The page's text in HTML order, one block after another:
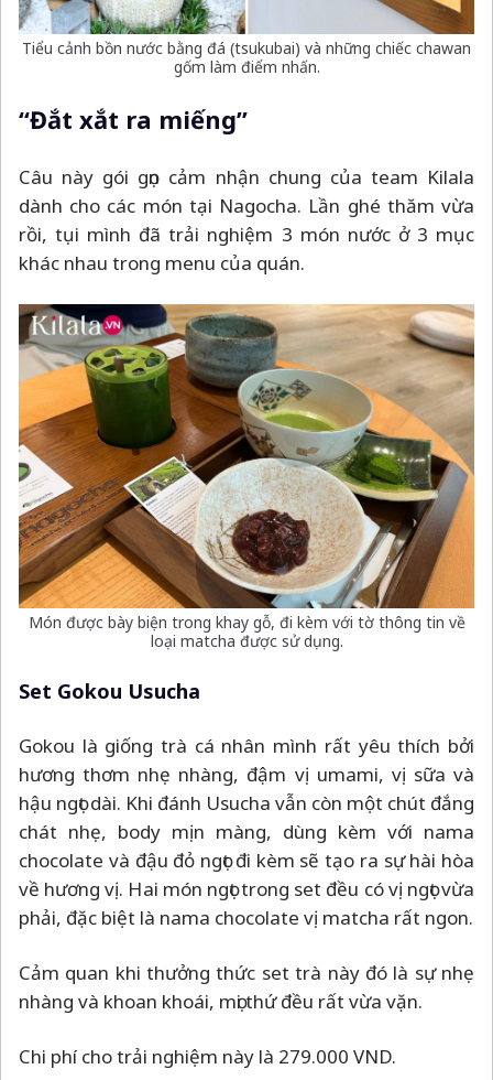
Tiểu cảnh bồn nước bằng đá (tsukubai) và những chiếc chawan
gốm làm điểm nhấn.
“Đắt xắt ra miếng”
Câu này gói gọn cảm nhận chung của team Kilala
dành cho các món tại Nagocha. Lần ghé thăm vừa
rồi, tụi mình đã trải nghiệm 3 món nước ở 3 mục
khác nhau trong menu của quán.
Món được bày biện trong khay gỗ, đi kèm với tờ thông tin về
loại matcha được sử dụng.
Set Gokou Usucha
Gokou là giống trà cá nhân mình rất yêu thích bởi
hương thơm nhẹ nhàng, đậm vị umami, vị sữa và
hậu ngọt dài. Khi đánh Usucha vẫn còn một chút đắng
chát nhẹ, body mịn màng, dùng kèm với nama
chocolate và đậu đỏ ngọt đi kèm sẽ tạo ra sự hài hòa
về hương vị. Hai món ngọt trong set đều có vị ngọt vừa
phải, đặc biệt là nama chocolate vị matcha rất ngon.
Cảm quan khi thưởng thức set trà này đó là sự nhẹ
nhàng và khoan khoái, mọi thứ đều rất vừa vặn.
Chi phí cho trải nghiệm này là 279.000 VND.